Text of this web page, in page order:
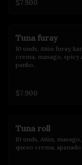
$7.900
Tuna furay
10 unds, Atún furay,
crema, masago, spicy
panko.
$7.900
Tuna roll
10 unds, Atún,
queso crema,